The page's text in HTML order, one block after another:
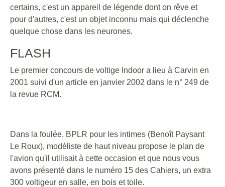
certains, c'est un appareil de légende dont on rêve et
pour d'autres, c'est un objet inconnu mais qui déclenche
quelque chose dans les neurones.
FLASH
Le premier concours de voltige Indoor a lieu à Carvin en
2001 suivi d'un article en janvier 2002 dans le n° 249 de
la revue RCM.
Dans la foulée, BPLR pour les intimes (Benoît Paysant
Le Roux), modéliste de haut niveau propose le plan de
l'avion qu'il utilisait à cette occasion et que nous vous
avons présenté dans le numéro 15 des Cahiers, un extra
300 voltigeur en salle, en bois et toile.